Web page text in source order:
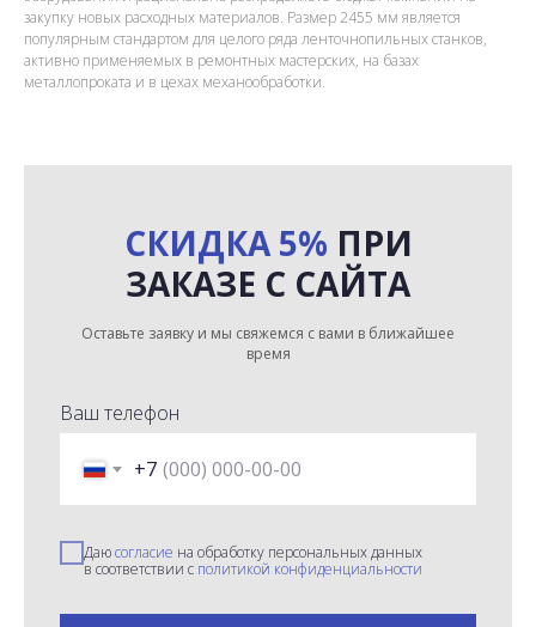
закупку новых расходных материалов. Размер 2455 мм является
популярным стандартом для целого ряда ленточнопильных станков,
активно применяемых в ремонтных мастерских, на базах
металлопроката и в цехах механообработки.
СКИДКА 5% ПРИ
ЗАКАЗЕ С САЙТА
Оставьте заявку и мы свяжемся с вами в ближайшее
время
Ваш телефон
+7
Даюсогласие на обработку персональных данных
в соответствии с политикой конфиденциальности